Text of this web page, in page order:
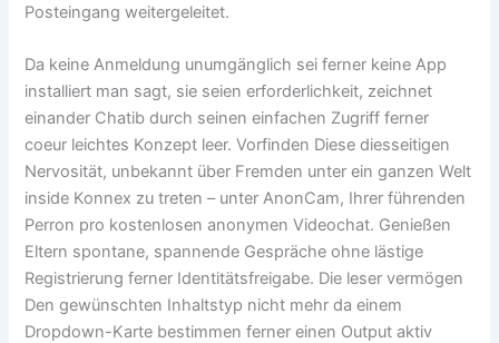
Posteingang weitergeleitet.
Da keine Anmeldung unumgänglich sei ferner keine App
installiert man sagt, sie seien erforderlichkeit, zeichnet
einander Chatib durch seinen einfachen Zugriff ferner
coeur leichtes Konzept leer. Vorfinden Diese diesseitigen
Nervosität, unbekannt über Fremden unter ein ganzen Welt
inside Konnex zu treten – unter AnonCam, Ihrer führenden
Perron pro kostenlosen anonymen Videochat. Genießen
Eltern spontane, spannende Gespräche ohne lästige
Registrierung ferner Identitätsfreigabe. Die leser vermögen
Den gewünschten Inhaltstyp nicht mehr da einem
Dropdown-Karte bestimmen ferner einen Output aktiv